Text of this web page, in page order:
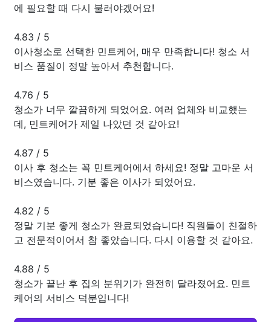
에 필요할 때 다시 불러야겠어요!
4.83 / 5
이사청소로 선택한 민트케어, 매우 만족합니다! 청소 서
비스 품질이 정말 높아서 추천합니다.
4.76 / 5
청소가 너무 깔끔하게 되었어요. 여러 업체와 비교했는
데, 민트케어가 제일 나았던 것 같아요!
4.87 / 5
이사 후 청소는 꼭 민트케어에서 하세요! 정말 고마운 서
비스였습니다. 기분 좋은 이사가 되었어요.
4.82 / 5
정말 기분 좋게 청소가 완료되었습니다! 직원들이 친절하
고 전문적이어서 참 좋았습니다. 다시 이용할 것 같아요.
4.88 / 5
청소가 끝난 후 집의 분위기가 완전히 달라졌어요. 민트
케어의 서비스 덕분입니다!